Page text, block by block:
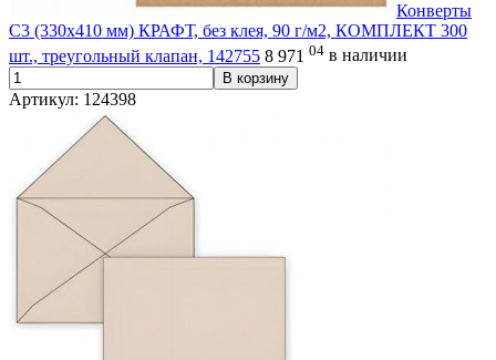
Конверты
С3 (330х410 мм) КРАФТ, без клея, 90 г/м2, КОМПЛЕКТ 300
шт., треугольный клапан, 142755 8 971 04 в наличии
В корзину
Артикул: 124398